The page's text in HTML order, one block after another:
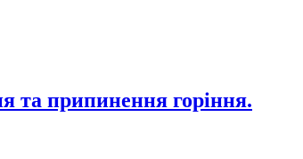
та припинення горіння.